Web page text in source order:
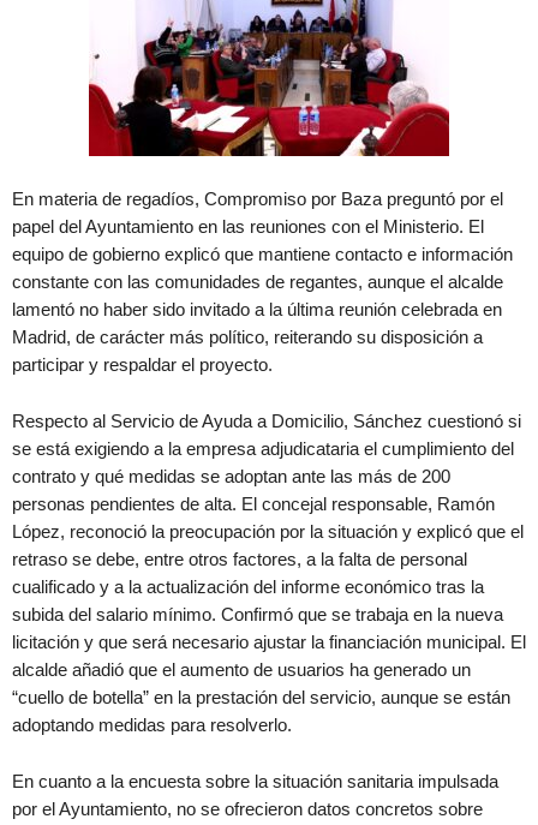
En materia de regadíos, Compromiso por Baza preguntó por el
papel del Ayuntamiento en las reuniones con el Ministerio. El
equipo de gobierno explicó que mantiene contacto e información
constante con las comunidades de regantes, aunque el alcalde
lamentó no haber sido invitado a la última reunión celebrada en
Madrid, de carácter más político, reiterando su disposición a
participar y respaldar el proyecto.
Respecto al Servicio de Ayuda a Domicilio, Sánchez cuestionó si
se está exigiendo a la empresa adjudicataria el cumplimiento del
contrato y qué medidas se adoptan ante las más de 200
personas pendientes de alta. El concejal responsable, Ramón
López, reconoció la preocupación por la situación y explicó que el
retraso se debe, entre otros factores, a la falta de personal
cualificado y a la actualización del informe económico tras la
subida del salario mínimo. Confirmó que se trabaja en la nueva
licitación y que será necesario ajustar la financiación municipal. El
alcalde añadió que el aumento de usuarios ha generado un
“cuello de botella” en la prestación del servicio, aunque se están
adoptando medidas para resolverlo.
En cuanto a la encuesta sobre la situación sanitaria impulsada
por el Ayuntamiento, no se ofrecieron datos concretos sobre